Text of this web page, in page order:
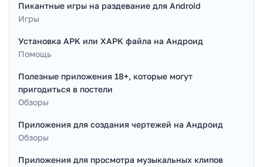
Пикантные игры на раздевание для Android
Игры
Установка APK или XAPK файла на Андроид
Помощь
Полезные приложения 18+, которые могут
пригодиться в постели
Обзоры
Приложения для создания чертежей на Андроид
Обзоры
Приложения для просмотра музыкальных клипов